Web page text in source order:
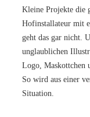
Kleine Projekte die
Hofinstallateur mit
geht das gar nicht.
unglaublichen
Logo, Maskottchen
So wird aus einer
Situation.